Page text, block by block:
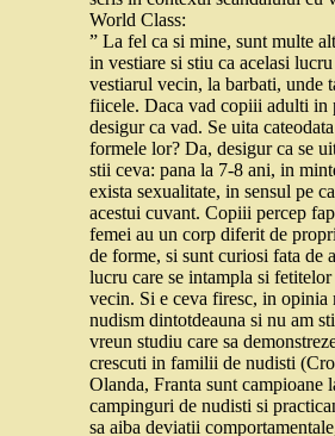
World Class:
” La fel ca si mine, sunt multe
in vestiare si stiu ca acelasi
vestiarul vecin, la barbati, unde
fiicele. Daca vad copiii adulti in
desigur ca vad. Se uita
formele lor? Da, desigur ca se
stii ceva: pana la 7-8 ani, in
exista sexualitate, in sensul pe
acestui cuvant. Copiii percep
femei au un corp diferit de
de forme, si sunt curiosi fata de
lucru care se intampla si
vecin. Si e ceva firesc, in opinia
nudism dintotdeauna si nu am
vreun studiu care sa
crescuti in familii de nudisti
Olanda, Franta sunt campioane
campinguri de nudisti si
sa aiba deviatii